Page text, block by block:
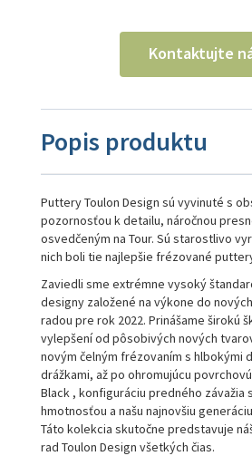
Kontaktujte
Popis produktu
Puttery Toulon Design sú vyvinuté s
pozornosťou k detailu, náročnou
osvedčeným na Tour. Sú starostlivo
nich boli tie najlepšie frézované
Zaviedli sme extrémne vysoký
designy založené na výkone do
radou pre rok 2022. Prinášame širokú
vylepšení od pôsobivých nových
novým čelným frézovaním s hlbokými
drážkami, až po ohromujúcu
Black , konfiguráciu predného závažia
hmotnosťou a našu najnovšiu
Táto kolekcia skutočne predstavuje
rad Toulon Design všetkých čias.